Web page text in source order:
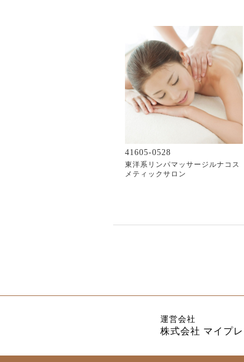
41605-0528
東洋系リンパマッサージルナコス
メティックサロン
運営会社
株式会社 マイプ